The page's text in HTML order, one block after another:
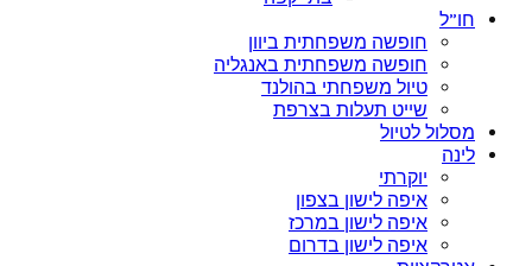
חו”ל
חופשה משפחתית ביוון
חופשה משפחתית באנגליה
טיול משפחתי בהולנד
שייט תעלות בצרפת
מסלול לטיול
לינה
יוקרתי
איפה לישון בצפון
איפה לישון במרכז
איפה לישון בדרום